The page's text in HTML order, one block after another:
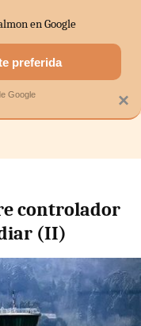
MERCADOS
controlador
(II)
×
en Google
preferida
Google